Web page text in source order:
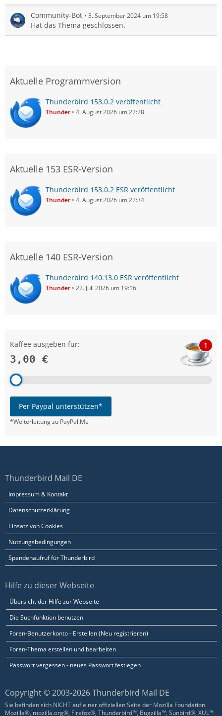
Community-Bot 3. September 2024 um 19:58
Hat das Thema geschlossen.
Aktuelle Programmversion
Thunderbird 153.0.2 veröffentlicht
Thunder 4. August 2026 um 22:28
Aktuelle 153 ESR-Version
Thunderbird 153.0.2 ESR veröffentlicht
Thunder 4. August 2026 um 22:34
Aktuelle 140 ESR-Version
Thunderbird 140.13.0 ESR veröffentlicht
Thunder 22. Juli 2026 um 19:16
Kaffee ausgeben für:
3,00 €
1
Per Paypal unterstützen*
*Weiterleitung zu PayPal.Me
Thunderbird Mail DE
Impressum & Kontakt
Datenschutzerklärung
Einsatz von Cookies
Nutzungsbedingungen
Spendenaufruf für Thunderbird
Hilfe zu dieser Webseite
Übersicht der Hilfe zur Webseite
Die Suchfunktion benutzen
Foren-Benutzerkonto - Erstellen (Neu registrieren)
Foren-Thema erstellen und bearbeiten
Passwort vergessen - neues Passwort festlegen
Copyright © 2003-2026 Thunderbird Mail DE
Sie befinden sich NICHT auf einer offiziellen Seite der Mozilla Foundation.
Mozilla®, mozilla.org®, Firefox®, Thunderbird™, Bugzilla™, Sunbird®, XUL™